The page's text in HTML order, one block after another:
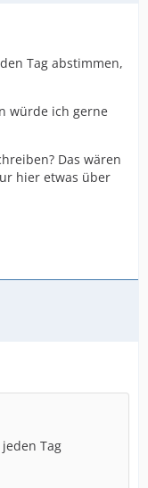
Tag abstimmen,
würde ich gerne
Das wären
hier etwas über
Tag